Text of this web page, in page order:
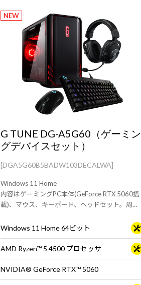
NEW
G TUNE DG-A5G60（ゲーミン
グデバイスセット）
[DGA5G60B5BADW103DECALWA]
Windows 11 Home
内容はゲーミングPC本体(GeForce RTX 5060搭
載)、マウス、キーボード、ヘッドセット。周辺
デル。
Windows 11 Home 64ビット
AMD Ryzen™ 5 4500 プロセッサ
NVIDIA® GeForce RTX™ 5060